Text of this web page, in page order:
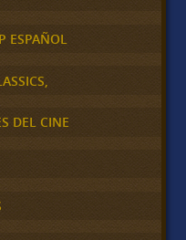
ESPAÑOL
DEL CINE